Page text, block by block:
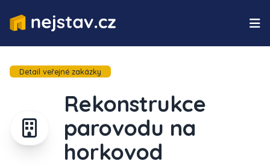
Detail veřejné zakázky
Rekonstrukce
parovodu na
horkovod